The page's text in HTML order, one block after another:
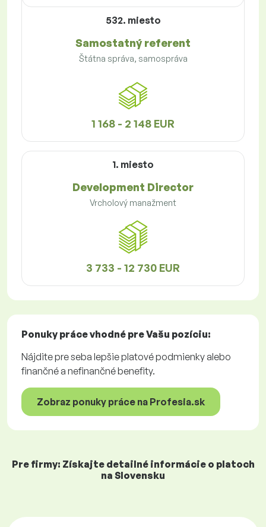
532. miesto
Samostatný referent
Štátna správa, samospráva
1 168 - 2 148 EUR
1. miesto
Development Director
Vrcholový manažment
3 733 - 12 730 EUR
Ponuky prácevhodné pre Vašu pozíciu:
Nájdite pre seba lepšie platové podmienky alebo
finančné a nefinančné benefity.
Zobraz ponuky práce na Profesia.sk
Pre firmy: Získajte detailné informácie o platoch
na Slovensku